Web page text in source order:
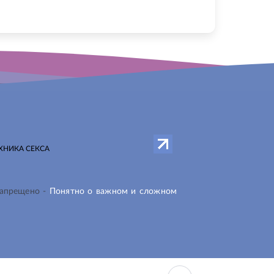
СЕКСА
- Понятно о важном и сложном